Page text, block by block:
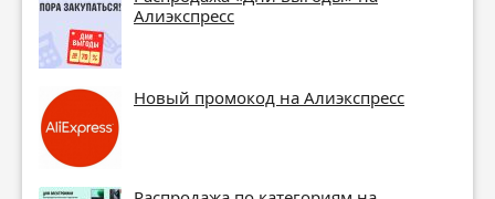
Алиэкспресс
Новый промокод на Алиэкспресс